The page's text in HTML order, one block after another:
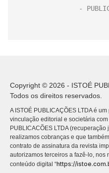
Copyright © 2026 - ISTOÉ
Todos os direitos reservados.
A ISTOÉ PUBLICAÇÕES LTDA é
vinculação editorial e societária
PUBLICACÕES LTDA
realizamos cobranças e que
contrato de assinatura da revista
autorizamos terceiros a fazê-lo,
conteúdo digital “https://